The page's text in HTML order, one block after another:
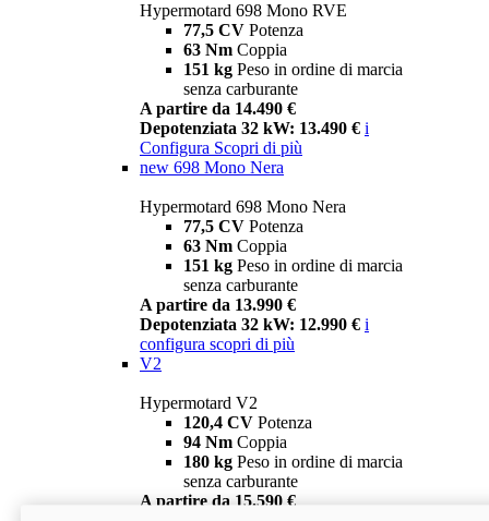
Hypermotard 698 Mono RVE
77,5 CV Potenza
63 Nm Coppia
151 kg Peso in ordine di marcia
senza carburante
A partire da 14.490 €
Depotenziata 32 kW: 13.490 € i
Configura Scopri di più
new 698 Mono Nera
Hypermotard 698 Mono Nera
77,5 CV Potenza
63 Nm Coppia
151 kg Peso in ordine di marcia
senza carburante
A partire da 13.990 €
Depotenziata 32 kW: 12.990 € i
configura scopri di più
V2
Hypermotard V2
120,4 CV Potenza
94 Nm Coppia
180 kg Peso in ordine di marcia
senza carburante
A partire da 15.590 €